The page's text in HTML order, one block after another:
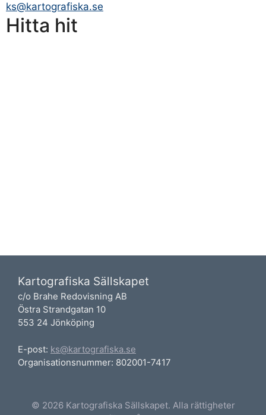
ks@kartografiska.se
Hitta hit
Kartografiska Sällskapet
c/o Brahe Redovisning AB
Östra Strandgatan 10
553 24 Jönköping
E-post: ks@kartografiska.se
Organisationsnummer: 802001-7417
© 2026 Kartografiska Sällskapet. Alla rättigheter